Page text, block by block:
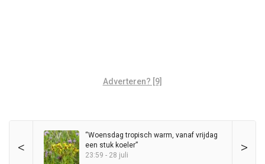
Adverteren? [9]
< >
“Woensdag tropisch warm, vanaf vrijdag
een stuk koeler”
23:59 - 28 juli